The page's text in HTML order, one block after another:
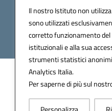
Il nostro Istituto non
sono utilizzati
corretto funzionamento
istituzionali e alla sua
strumenti statistici
Analytics Italia.
Per saperne di più sul
Hosting &
Concept &